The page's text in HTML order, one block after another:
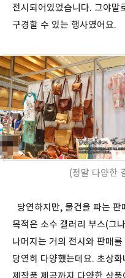
전시되어있었습니다. 그야말
구경할 수 있는 행사였어요.
(정말 다양한
당연하지만, 물건을 파는
목적은 소수 갤러리 부스(그
나머지는 거의 전시와 판매
당연히 다양했는데요. 초상
제작품 제공까지 다양한 상